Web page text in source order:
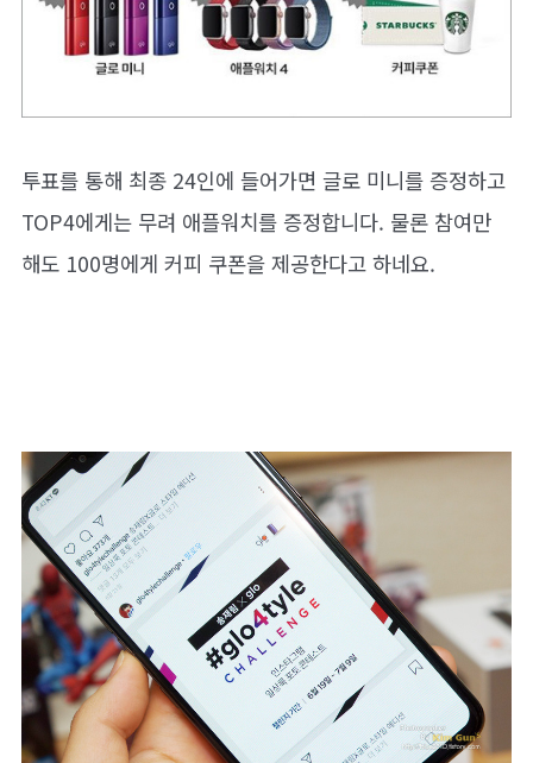
투표를 통해 최종 24인에 들어가면 글로 미니를 증정하고
TOP4에게는 무려 애플워치를 증정합니다. 물론 참여만
해도 100명에게 커피 쿠폰을 제공한다고 하네요.